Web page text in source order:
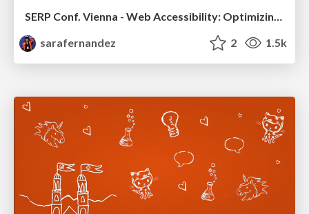
SERP Conf. Vienna - Web Accessibility: Optimizing for Inclusivity and SEO
sarafernandez
2 1.5k